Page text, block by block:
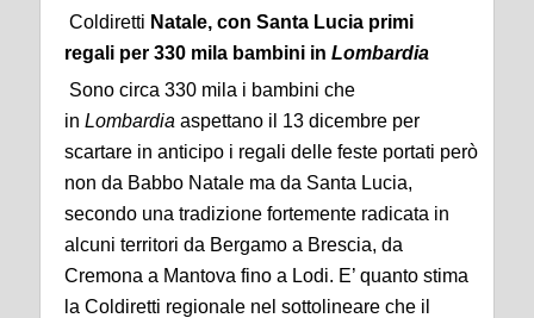
Coldiretti Natale, con Santa Lucia primi
regali per 330 mila bambini in Lombardia
Sono circa 330 mila i bambini che
in Lombardia aspettano il 13 dicembre per
scartare in anticipo i regali delle feste portati però
non da Babbo Natale ma da Santa Lucia,
secondo una tradizione fortemente radicata in
alcuni territori da Bergamo a Brescia, da
Cremona a Mantova fino a Lodi. E’ quanto stima
la Coldiretti regionale nel sottolineare che il